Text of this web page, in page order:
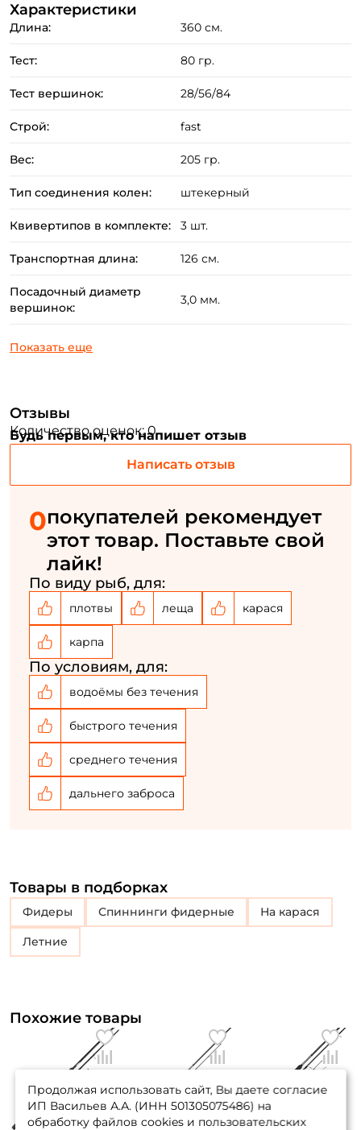
Характеристики
Длина: 360 см.
Тест: 80 гр.
Тест вершинок: 28/56/84
Строй: fast
Вес: 205 гр.
Тип соединения колен: штекерный
Квивертипов в комплекте: 3 шт.
Транспортная длина: 126 см.
Посадочный диаметр
вершинок:
3,0 мм.
Отзывы
Количество оценок: 0
Будь первым, кто напишет отзыв
Написать отзыв
0покупателей рекомендует
этот товар. Поставьте свой
лайк!
По виду рыб, для:
плотвы леща карася
карпа
По условиям, для:
водоёмы без течения
быстрого течения
среднего течения
дальнего заброса
Товары в подборках
Фидеры Спиннинги фидерные На карася
Летние
Похожие товары
Продолжая использовать сайт, Вы даете согласие
ИП Васильев А.А. (ИНН 501305075486) на
обработку файлов cookies и пользовательских
ФИО: *
Номер телефона: *
Придумайте пароль: *
Заполняя данную форму вы соглашаетесь на обработку
персональных данных
Создать аккаунт
У меня уже есть аккаунт